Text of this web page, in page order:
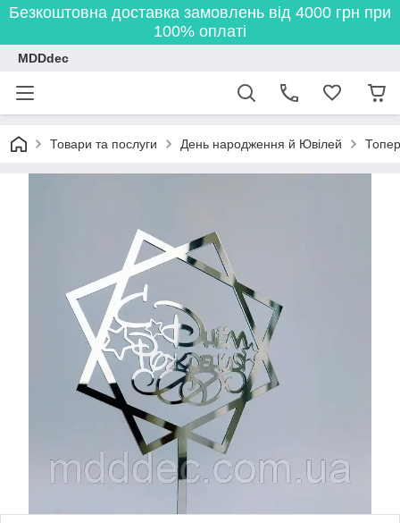
Безкоштовна доставка замовлень від 4000 грн при
100% оплаті
MDDdec
Товари та послуги День народження й Ювілей